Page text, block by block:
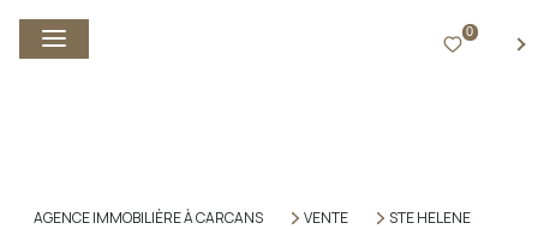
0
AGENCE IMMOBILIÈRE À CARCANS VENTE
STE HELENE